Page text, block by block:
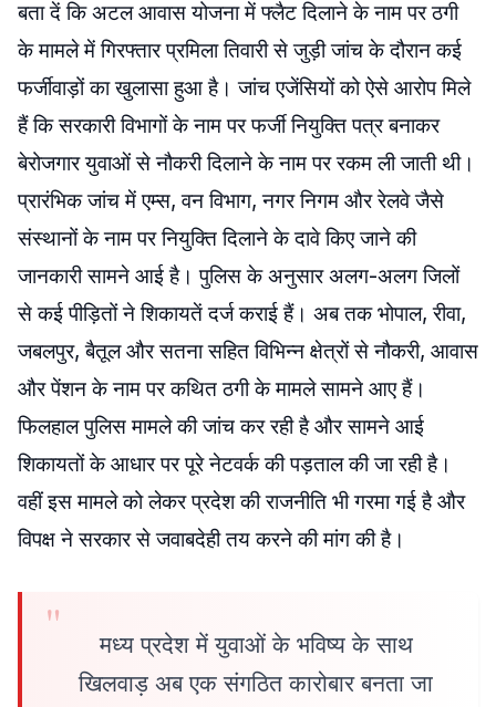
बता दें कि अटल आवास योजना में फ्लैट दिलाने के नाम पर ठगी
के मामले में गिरफ्तार प्रमिला तिवारी से जुड़ी जांच के दौरान कई
फर्जीवाड़ों का खुलासा हुआ है। जांच एजेंसियों को ऐसे आरोप मिले
हैं कि सरकारी विभागों के नाम पर फर्जी नियुक्ति पत्र बनाकर
बेरोजगार युवाओं से नौकरी दिलाने के नाम पर रकम ली जाती थी।
प्रारंभिक जांच में एम्स, वन विभाग, नगर निगम और रेलवे जैसे
संस्थानों के नाम पर नियुक्ति दिलाने के दावे किए जाने की
जानकारी सामने आई है। पुलिस के अनुसार अलग-अलग जिलों
से कई पीड़ितों ने शिकायतें दर्ज कराई हैं। अब तक भोपाल, रीवा,
जबलपुर, बैतूल और सतना सहित विभिन्न क्षेत्रों से नौकरी, आवास
और पेंशन के नाम पर कथित ठगी के मामले सामने आए हैं।
फिलहाल पुलिस मामले की जांच कर रही है और सामने आई
शिकायतों के आधार पर पूरे नेटवर्क की पड़ताल की जा रही है।
वहीं इस मामले को लेकर प्रदेश की राजनीति भी गरमा गई है और
विपक्ष ने सरकार से जवाबदेही तय करने की मांग की है।
मध्य प्रदेश में युवाओं के भविष्य के साथ
खिलवाड़ अब एक संगठित कारोबार बनता जा